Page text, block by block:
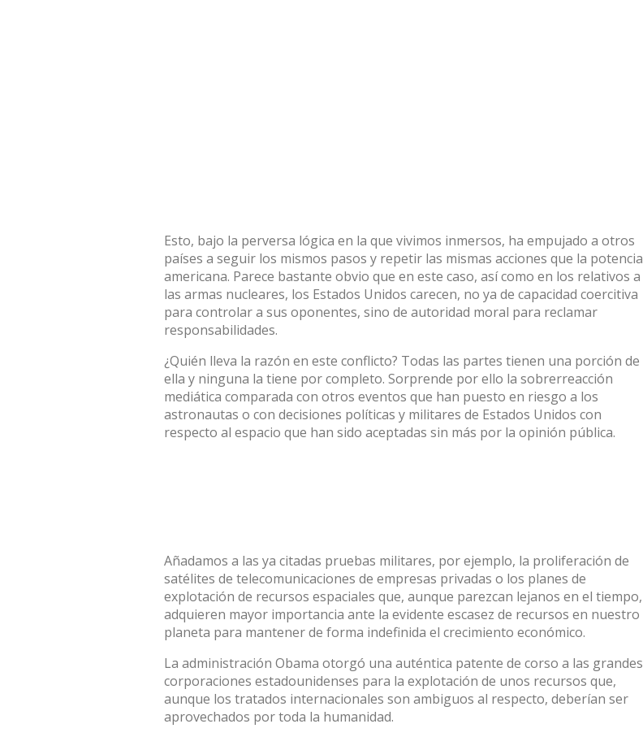
Esto, bajo la perversa lógica en la que vivimos inmersos, ha empujado a otros
países a seguir los mismos pasos y repetir las mismas acciones que la potencia
americana. Parece bastante obvio que en este caso, así como en los relativos a
las armas nucleares, los Estados Unidos carecen, no ya de capacidad coercitiva
para controlar a sus oponentes, sino de autoridad moral para reclamar
responsabilidades.
¿Quién lleva la razón en este conflicto? Todas las partes tienen una porción de
ella y ninguna la tiene por completo. Sorprende por ello la sobrerreacción
mediática comparada con otros eventos que han puesto en riesgo a los
astronautas o con decisiones políticas y militares de Estados Unidos con
respecto al espacio que han sido aceptadas sin más por la opinión pública.
Añadamos a las ya citadas pruebas militares, por ejemplo, la proliferación de
satélites de telecomunicaciones de empresas privadas o los planes de
explotación de recursos espaciales que, aunque parezcan lejanos en el tiempo,
adquieren mayor importancia ante la evidente escasez de recursos en nuestro
planeta para mantener de forma indefinida el crecimiento económico.
La administración Obama otorgó una auténtica patente de corso a las grandes
corporaciones estadounidenses para la explotación de unos recursos que,
aunque los tratados internacionales son ambiguos al respecto, deberían ser
aprovechados por toda la humanidad.